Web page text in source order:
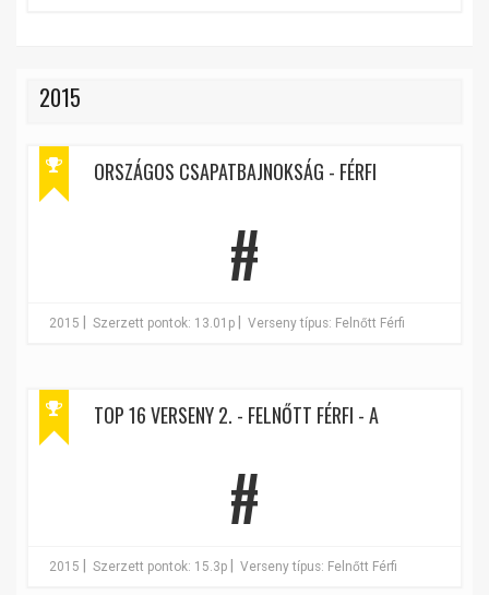
2015
ORSZÁGOS CSAPATBAJNOKSÁG - FÉRFI
#
2015 Szerzett pontok: 13.01p Verseny típus: Felnőtt Férfi
TOP 16 VERSENY 2. - FELNŐTT FÉRFI - A
#
2015 Szerzett pontok: 15.3p Verseny típus: Felnőtt Férfi